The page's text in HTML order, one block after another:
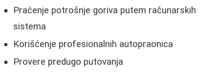
Praćenje potrošnje goriva putem računarskih
sistema
Korišćenje profesionalnih autopraonica
Provere predugo putovanja